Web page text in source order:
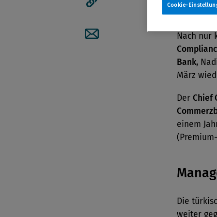
Artikellink kopieren
Artikel per Mail teilen
Nach nur
Bank,
März
Der Chief
einem
Die
weiter
Cookie-